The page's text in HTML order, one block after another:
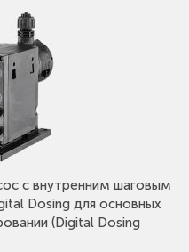
с внутренним шаговым
Dosing для основных
(Digital Dosing